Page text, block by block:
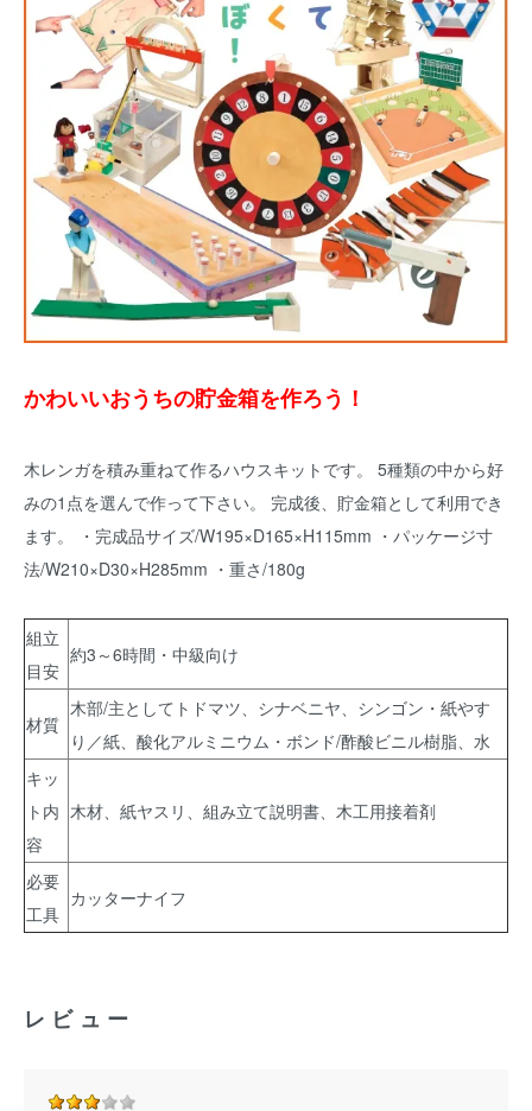
かわいいおうちの貯金箱を作ろう！
木レンガを積み重ねて作るハウスキットです。 5種類の中から好
みの1点を選んで作って下さい。 完成後、貯金箱として利用でき
ます。 ・完成品サイズ/W195×D165×H115mm ・パッケージ寸
法/W210×D30×H285mm ・重さ/180g
組立
目安
約3～6時間・中級向け
材質
木部/主としてトドマツ、シナベニヤ、シンゴン・紙やす
り／紙、酸化アルミニウム・ボンド/酢酸ビニル樹脂、水
キッ
ト内
容
木材、紙ヤスリ、組み立て説明書、木工用接着剤
必要
工具
カッターナイフ
レビュー